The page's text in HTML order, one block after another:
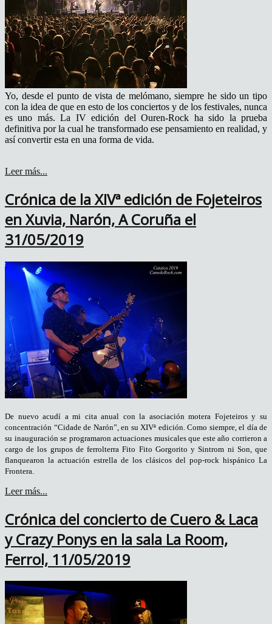
Yo, desde el punto de vista de melómano, siempre he sido un tipo
con la idea de que en esto de los conciertos y de los festivales, nunca
es uno más. La IV edición del Ouren-Rock ha sido la prueba
definitiva por la cual he transformado ese pensamiento en realidad, y
así convertir esta en una forma de vida.
Leer más...
Crónica de la XIVª edición de Fojeteiros
en Xuvia, Narón, A Coruña el
31/05/2019
De nuevo acudí a mi cita anual con la asociación motera Fojeteiros y su
concentración “Cidade de Narón”, en su XIVª edición. Como siempre, el día de
su inauguración se programaron actuaciones musicales que este año corrieron a
cargo de los grupos de ferrolterra Fito Fito Gorgorito y Sintrom ni Son, que
flanquearon la actuación estrella de los clásicos del pop-rock hispánico La
Frontera.
Leer más...
Crónica del concierto de Cuero & Laca
y Crazy Ponys en la sala La Room,
Ferrol, 11/05/2019